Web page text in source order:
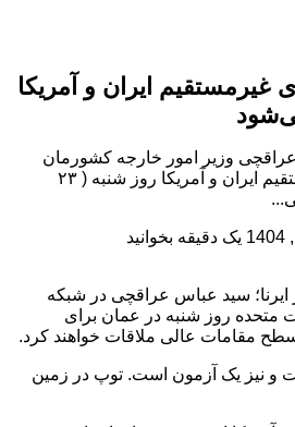
ایران و آمریکا
وزیر امور خارجه کشورمان
گفت : گفت وگوی غیر مستقیم ایران و آمریکا روز شنبه ( ۲۳
یک دقیقه بخوانید
سید عباس عراقچی در شبکه
متحده روز شنبه در عمان برای
مقامات عالی ملاقات خواهند کرد.
و نیز یک آزمون است. توپ در زمین